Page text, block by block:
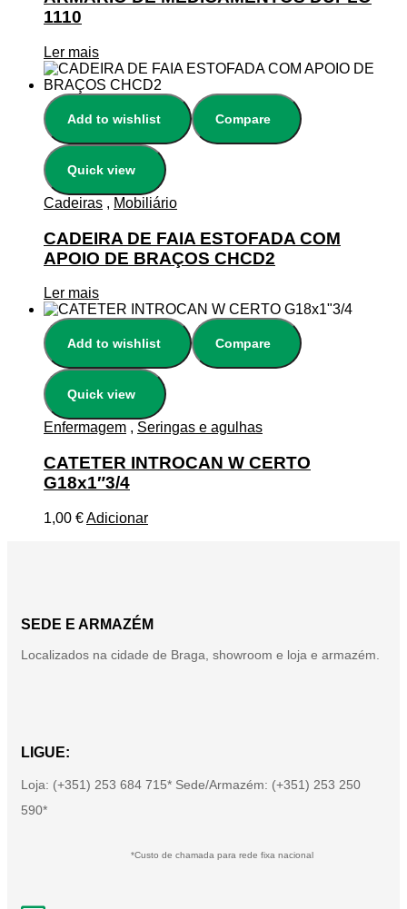
1110
Ler mais
Add to wishlist Compare
Quick view
Cadeiras , Mobiliário
CADEIRA DE FAIA ESTOFADA COM
APOIO DE BRAÇOS CHCD2
Ler mais
Add to wishlist Compare
Quick view
Enfermagem , Seringas e agulhas
CATETER INTROCAN W CERTO
G18x1″3/4
1,00 €Adicionar
SEDE E ARMAZÉM
Localizados na cidade de Braga, showroom e loja e armazém.
LIGUE:
Loja: (+351) 253 684 715* Sede/Armazém: (+351) 253 250
590*
*Custo de chamada para rede fixa nacional